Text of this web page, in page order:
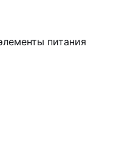
питания